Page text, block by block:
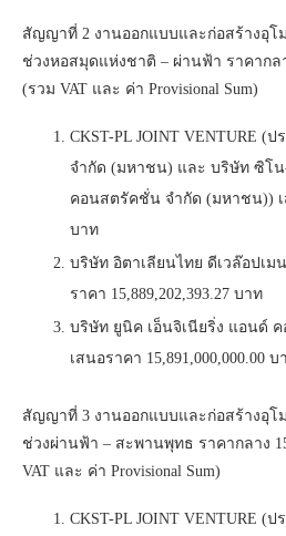
สัญญาที่ 2 งานออกแบบและก่อสร้างอุโ
ช่วงหอสมุดแห่งชาติ – ผ่านฟ้า ราคากลา
(รวม VAT และ ค่า Provisional Sum)
CKST-PL JOINT VENTURE (
จำกัด (มหาชน) และ บริษัท ซิโน
คอนสตรัคชั่น จำกัด (มหาชน)) เ
บาท
บริษัท อิตาเลียนไทย ดีเวล๊อปเ
ราคา 15,889,202,393.27 บาท
บริษัท ยูนิค เอ็นจิเนียริ่ง แอนด์
เสนอราคา 15,891,000,000.00 บ
สัญญาที่ 3 งานออกแบบและก่อสร้างอุโ
ช่วงผ่านฟ้า – สะพานพุทธ ราคากลาง
VAT และ ค่า Provisional Sum)
CKST-PL JOINT VENTURE (